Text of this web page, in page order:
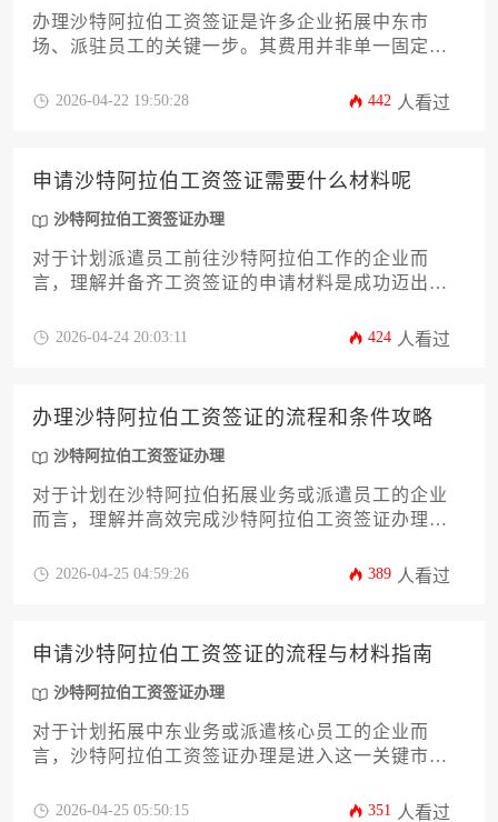
办理沙特阿拉伯工资签证是许多企业拓展中东市
场、派驻员工的关键一步。其费用并非单一固定
潜在附加成本构成的动态体系。本攻略将为企业主
点，旨在帮助企业高效、经济地完成沙特阿拉伯工
资签证办理，规避潜在风险，实现合规且成本可控
的人力资源部署。
2026-04-22 19:50:28 442 人看过
申请沙特阿拉伯工资签证需要什么材料呢
沙特阿拉伯工资签证办理
对于计划派遣员工前往沙特阿拉伯工作的企业而
言，理解并备齐工资签证的申请材料是成功迈出海
深度解析办理沙特阿拉伯工资签证所需的各类核心
详尽、实用且具备前瞻性的办理攻略，助力企业高
效完成相关手续，规避潜在风险，确保员工顺利合
规入职。
2026-04-24 20:03:11 424 人看过
办理沙特阿拉伯工资签证的流程和条件攻略
沙特阿拉伯工资签证办理
对于计划在沙特阿拉伯拓展业务或派遣员工的企业
而言，理解并高效完成沙特阿拉伯工资签证办理是
期资质准备、条件要求，到具体在线申请、文件提
可操作性的实用攻略，助力企业顺利迈出国际化人
才布局的关键一步。
2026-04-25 04:59:26 389 人看过
申请沙特阿拉伯工资签证的流程与材料指南
沙特阿拉伯工资签证办理
对于计划拓展中东业务或派遣核心员工的企业而
言，沙特阿拉伯工资签证办理是进入这一关键市场
份详尽、可操作的行动手册，系统解析从资质准备
2026-04-25 05:50:15 351 人看过